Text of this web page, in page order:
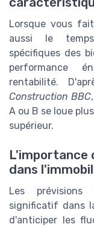
Lorsque vous
aussi le
spécifiques des
performance
rentabilité.
Construction BBC
A ou B se loue
supérieur.
L'importance
dans
Les
significatif dans
d'anticiper les